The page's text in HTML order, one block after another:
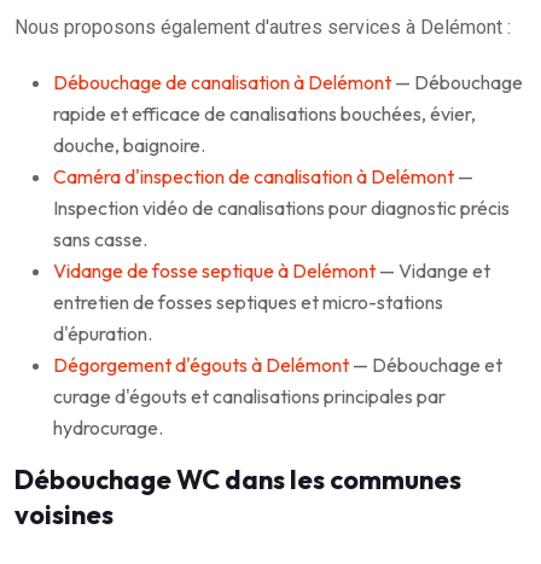
Nous proposons également d'autres services à Delémont :
Débouchage de canalisation à Delémont — Débouchage
rapide et efficace de canalisations bouchées, évier,
douche, baignoire.
Caméra d'inspection de canalisation à Delémont —
Inspection vidéo de canalisations pour diagnostic précis
sans casse.
Vidange de fosse septique à Delémont — Vidange et
entretien de fosses septiques et micro-stations
d'épuration.
Dégorgement d'égouts à Delémont — Débouchage et
curage d'égouts et canalisations principales par
hydrocurage.
Débouchage WC dans les communes
voisines